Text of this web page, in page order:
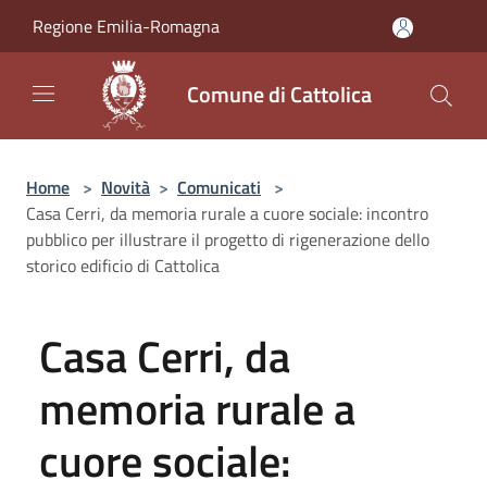
Regione Emilia-Romagna
Comune di Cattolica
Home > Novità > Comunicati >
Casa Cerri, da memoria rurale a cuore sociale: incontro
pubblico per illustrare il progetto di rigenerazione dello
storico edificio di Cattolica
Casa Cerri, da
memoria rurale a
cuore sociale: